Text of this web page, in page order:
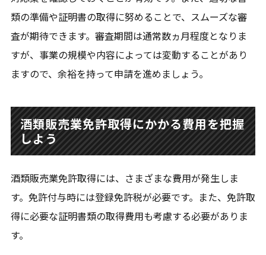
類の準備や証明書の取得に努めることで、スムーズな審
査が期待できます。審査期間は通常数ヵ月程度となりま
すが、事業の規模や内容によっては変動することがあり
ますので、余裕を持って申請を進めましょう。
酒類販売業免許取得にかかる費用を把握
しよう
酒類販売業免許取得には、さまざまな費用が発生しま
す。免許付与時には登録免許税が必要です。また、免許取
得に必要な証明書類の取得費用も考慮する必要がありま
す。